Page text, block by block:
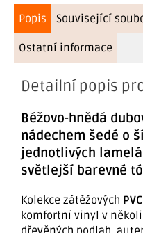
Popis Související
Ostatní informace
Detailní popis
Béžovo-hnědá
nádechem šedé o
jednotlivých
světlejší barevné
Kolekce zátěžových
komfortní vinyl v